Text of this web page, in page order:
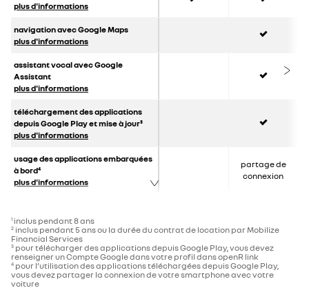
plus d'informations
navigation avec Google Maps
plus d'informations
assistant vocal avec Google
Assistant
plus d'informations
téléchargement des applications
depuis Google Play et mise à jour³
plus d'informations
usage des applications embarquées
à bord⁴
plus d'informations
partage de
connexion
1 inclus pendant 8 ans
2 inclus pendant 5 ans ou la durée du contrat de location par Mobilize
Financial Services
3 pour télécharger des applications depuis Google Play, vous devez
renseigner un Compte Google dans votre profil dans openR link
4 pour l’utilisation des applications téléchargées depuis Google Play,
vous devez partager la connexion de votre smartphone avec votre
voiture